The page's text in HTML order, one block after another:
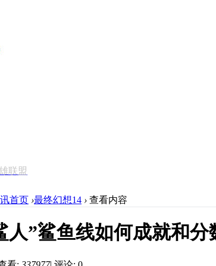
联盟
首页 ›最终幻想14 › 查看内容
人”鲨鱼线如何成就和分